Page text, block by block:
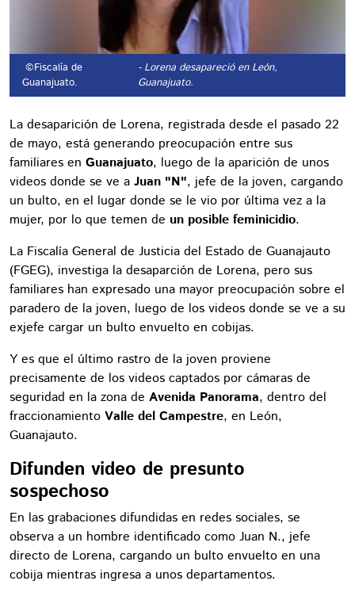
©Fiscalía de
Guanajuato.
- Lorena desapareció en León,
Guanajuato.
La desaparición de Lorena, registrada desde el pasado 22
de mayo, está generando preocupación entre sus
familiares en Guanajuato, luego de la aparición de unos
videos donde se ve a Juan "N", jefe de la joven, cargando
un bulto, en el lugar donde se le vio por última vez a la
mujer, por lo que temen de un posible feminicidio.
La Fiscalía General de Justicia del Estado de Guanajauto
(FGEG), investiga la desaparción de Lorena, pero sus
familiares han expresado una mayor preocupación sobre el
paradero de la joven, luego de los videos donde se ve a su
exjefe cargar un bulto envuelto en cobijas.
Y es que el último rastro de la joven proviene
precisamente de los videos captados por cámaras de
seguridad en la zona de Avenida Panorama, dentro del
fraccionamiento Valle del Campestre, en León,
Guanajauto.
Difunden video de presunto
sospechoso
En las grabaciones difundidas en redes sociales, se
observa a un hombre identificado como Juan N., jefe
directo de Lorena, cargando un bulto envuelto en una
cobija mientras ingresa a unos departamentos.